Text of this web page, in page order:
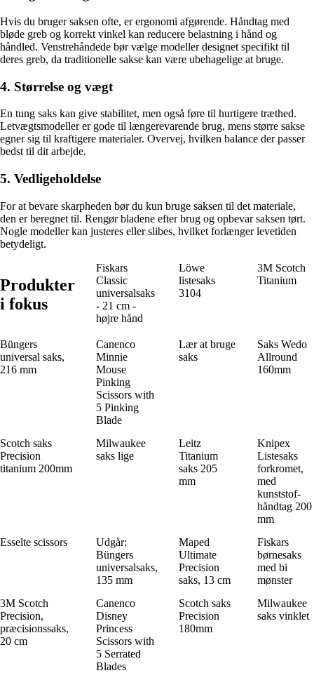
Hvis du bruger saksen ofte, er ergonomi afgørende. Håndtag med
bløde greb og korrekt vinkel kan reducere belastning i hånd og
håndled. Venstrehåndede bør vælge modeller designet specifikt til
deres greb, da traditionelle sakse kan være ubehagelige at bruge.
4. Størrelse og vægt
En tung saks kan give stabilitet, men også føre til hurtigere træthed.
Letvægtsmodeller er gode til længerevarende brug, mens større sakse
egner sig til kraftigere materialer. Overvej, hvilken balance der passer
bedst til dit arbejde.
5. Vedligeholdelse
For at bevare skarpheden bør du kun bruge saksen til det materiale,
den er beregnet til. Rengør bladene efter brug og opbevar saksen tørt.
Nogle modeller kan justeres eller slibes, hvilket forlænger levetiden
betydeligt.
Produkter
i fokus
Fiskars
Classic
universalsaks
- 21 cm -
højre hånd
Löwe
listesaks
3104
3M Scotch
Titanium
Büngers
universal saks,
216 mm
Canenco
Minnie
Mouse
Pinking
Scissors with
5 Pinking
Blade
Lær at bruge
saks
Saks Wedo
Allround
160mm
Scotch saks
Precision
titanium 200mm
Milwaukee
saks lige
Leitz
Titanium
saks 205
mm
Knipex
Listesaks
forkromet,
med
kunststof-
håndtag 200
mm
Esselte scissors
Udgår:
Büngers
universalsaks,
135 mm
Maped
Ultimate
Precision
saks, 13 cm
Fiskars
børnesaks
med bi
mønster
3M Scotch
Precision,
præcisionssaks,
20 cm
Canenco
Disney
Princess
Scissors with
5 Serrated
Blades
Scotch saks
Precision
180mm
Milwaukee
saks vinklet